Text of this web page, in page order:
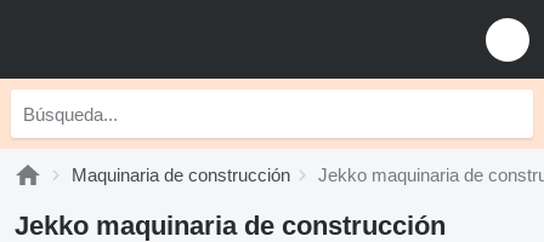
Maquinaria de construcción Jekko maquinaria de
Jekko maquinaria de construcción